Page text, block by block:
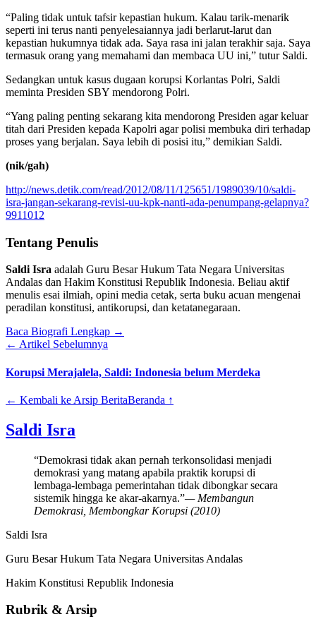
“Paling tidak untuk tafsir kepastian hukum. Kalau tarik-menarik
seperti ini terus nanti penyelesaiannya jadi berlarut-larut dan
kepastian hukumnya tidak ada. Saya rasa ini jalan terakhir saja. Saya
termasuk orang yang memahami dan membaca UU ini,” tutur Saldi.
Sedangkan untuk kasus dugaan korupsi Korlantas Polri, Saldi
meminta Presiden SBY mendorong Polri.
“Yang paling penting sekarang kita mendorong Presiden agar keluar
titah dari Presiden kepada Kapolri agar polisi membuka diri terhadap
proses yang berjalan. Saya lebih di posisi itu,” demikian Saldi.
(nik/gah)
http://news.detik.com/read/2012/08/11/125651/1989039/10/saldi-
isra-jangan-sekarang-revisi-uu-kpk-nanti-ada-penumpang-gelapnya?
9911012
Tentang Penulis
Saldi Isra adalah Guru Besar Hukum Tata Negara Universitas
Andalas dan Hakim Konstitusi Republik Indonesia. Beliau aktif
menulis esai ilmiah, opini media cetak, serta buku acuan mengenai
peradilan konstitusi, antikorupsi, dan ketatanegaraan.
Baca Biografi Lengkap →
← Artikel Sebelumnya
Korupsi Merajalela, Saldi: Indonesia belum Merdeka
← Kembali ke Arsip BeritaBeranda ↑
Saldi Isra
“Demokrasi tidak akan pernah terkonsolidasi menjadi
demokrasi yang matang apabila praktik korupsi di
lembaga-lembaga pemerintahan tidak dibongkar secara
sistemik hingga ke akar-akarnya.”— Membangun
Demokrasi, Membongkar Korupsi (2010)
Saldi Isra
Guru Besar Hukum Tata Negara Universitas Andalas
Hakim Konstitusi Republik Indonesia
Rubrik & Arsip